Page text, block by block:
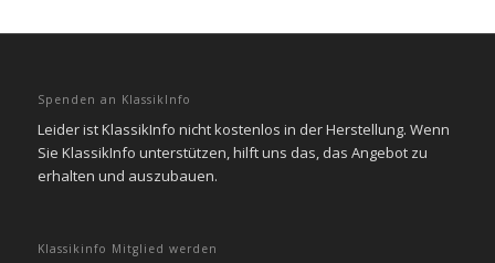
Spenden an KlassikInfo
Leider ist KlassikInfo nicht kostenlos in der Herstellung. Wenn
Sie KlassikInfo unterstützen, hilft uns das, das Angebot zu
erhalten und auszubauen.
Klassikinfo Mitglied werden